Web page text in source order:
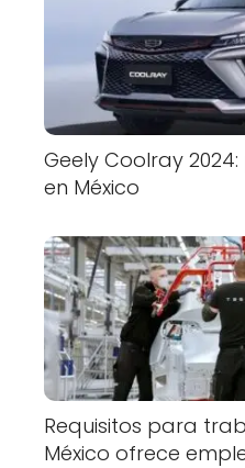
Geely Coolray
en México
Requisitos para
México ofrece